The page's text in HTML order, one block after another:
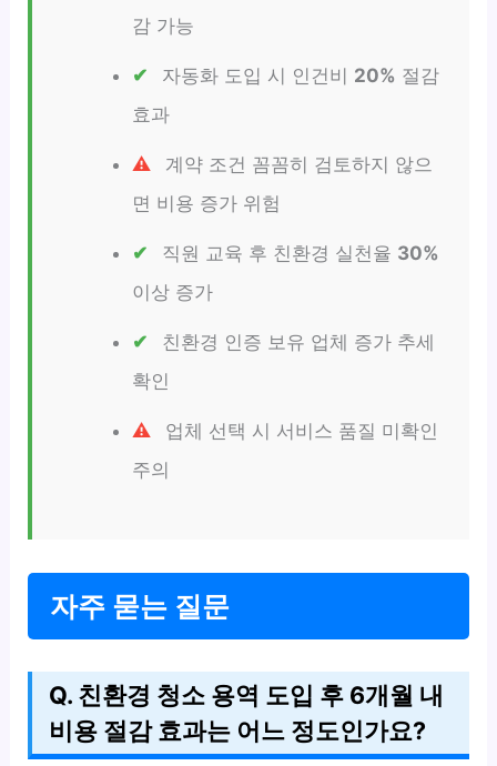
감 가능
자동화 도입 시 인건비 20% 절감
효과
계약 조건 꼼꼼히 검토하지 않으
면 비용 증가 위험
직원 교육 후 친환경 실천율 30%
이상 증가
친환경 인증 보유 업체 증가 추세
확인
업체 선택 시 서비스 품질 미확인
주의
자주 묻는 질문
Q. 친환경 청소 용역 도입 후 6개월 내
비용 절감 효과는 어느 정도인가요?